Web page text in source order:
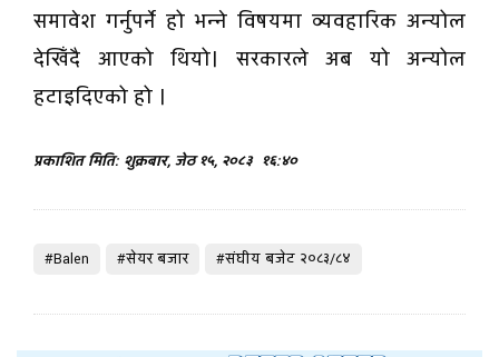
समावेश गर्नुपर्ने हो भन्ने विषयमा व्यवहारिक अन्योल
देखिँदै आएको थियो। सरकारले अब यो अन्योल
हटाइदिएको हो ।
प्रकाशित मिति: शुक्रबार, जेठ १५, २०८३ १६:४०
#Balen #सेयर बजार #संघीय बजेट २०८३/८४